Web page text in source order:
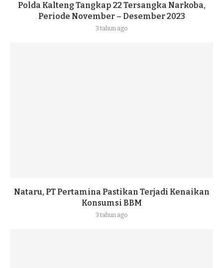
Polda Kalteng Tangkap 22 Tersangka Narkoba,
Periode November – Desember 2023
3 tahun ago
Nataru, PT Pertamina Pastikan Terjadi Kenaikan
Konsumsi BBM
3 tahun ago